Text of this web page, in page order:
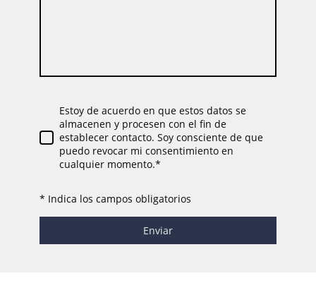
Estoy de acuerdo en que estos datos se
almacenen y procesen con el fin de
establecer contacto. Soy consciente de que
puedo revocar mi consentimiento en
cualquier momento.*
* Indica los campos obligatorios
Enviar